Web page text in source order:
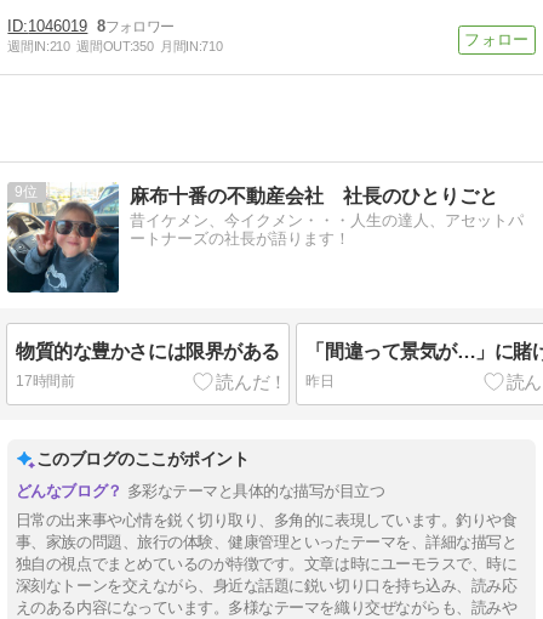
1046019 8
週間IN:210 週間OUT:350 月間IN:710
9 麻布十番の不動産会社 社長のひとりごと
昔イケメン、今イクメン・・・人生の達人、アセットパ
ートナーズの社長が語ります！
物質的な豊かさには限界がある
17時間前
「間違って景気が…」に賭
昨日
このブログのここがポイント
多彩なテーマと具体的な描写が目立つ
日常の出来事や心情を鋭く切り取り、多角的に表現しています。釣りや食
事、家族の問題、旅行の体験、健康管理といったテーマを、詳細な描写と
独自の視点でまとめているのが特徴です。文章は時にユーモラスで、時に
深刻なトーンを交えながら、身近な話題に鋭い切り口を持ち込み、読み応
えのある内容になっています。多様なテーマを織り交ぜながらも、読みや